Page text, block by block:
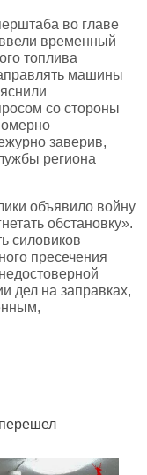
во главе
временный
топлива
машины
со стороны
заверив,
региона
объявило войну
обстановку».
силовиков
пресечения
дел на заправках,